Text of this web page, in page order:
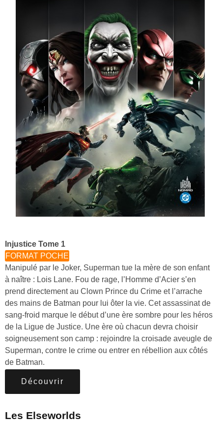
Injustice Tome 1
FORMAT POCHE
Manipulé par le Joker, Superman tue la mère de son enfant
à naître : Lois Lane. Fou de rage, l’Homme d’Acier s’en
prend directement au Clown Prince du Crime et l’arrache
des mains de Batman pour lui ôter la vie. Cet assassinat de
sang-froid marque le début d’une ère sombre pour les héros
de la Ligue de Justice. Une ère où chacun devra choisir
soigneusement son camp : rejoindre la croisade aveugle de
Superman, contre le crime ou entrer en rébellion aux côtés
de Batman.
Découvrir
Les Elseworlds